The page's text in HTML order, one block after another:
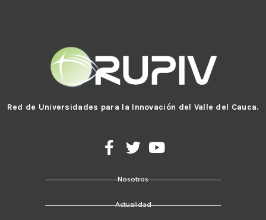
Red de Universidades para la Innovación del Valle del Cauca.
F
a
e
b
T
w
t
t
Y
o
t
Nosotros
Actualidad